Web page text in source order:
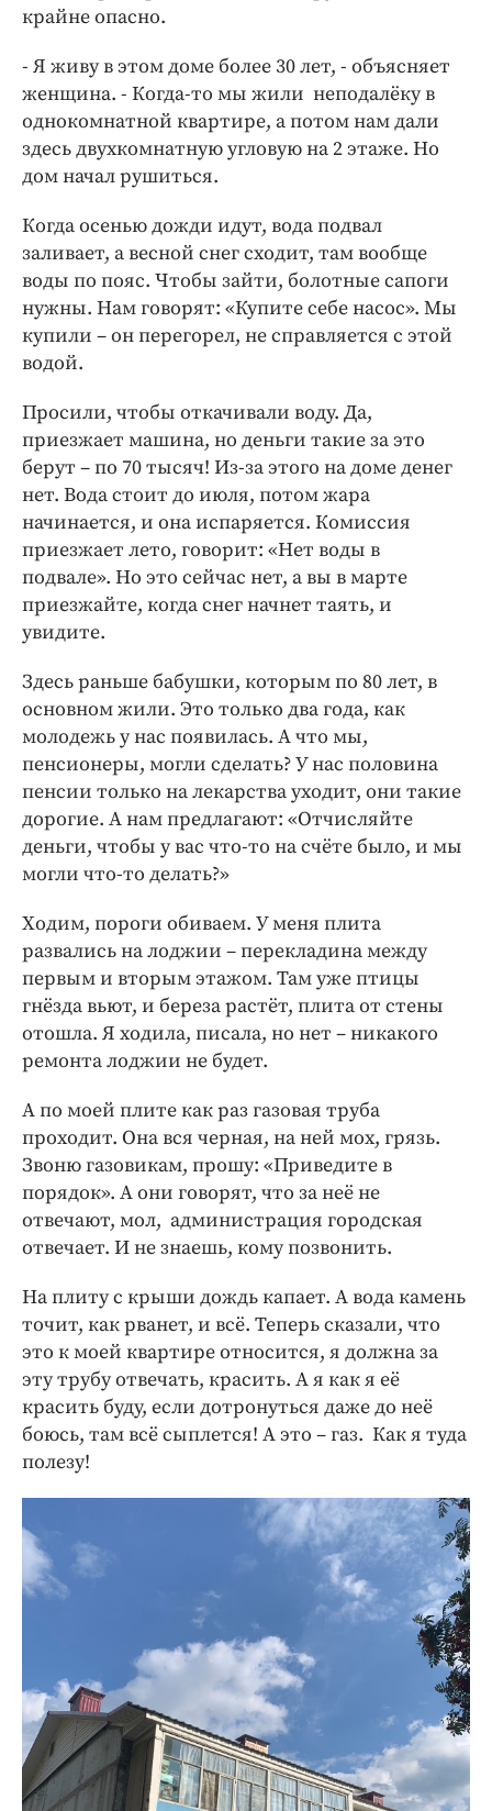
крайне опасно.
- Я живу в этом доме более 30 лет, - объясняет
женщина. - Когда-то мы жили неподалёку в
однокомнатной квартире, а потом нам дали
здесь двухкомнатную угловую на 2 этаже. Но
дом начал рушиться.
Когда осенью дожди идут, вода подвал
заливает, а весной снег сходит, там вообще
воды по пояс. Чтобы зайти, болотные сапоги
нужны. Нам говорят: «Купите себе насос». Мы
купили – он перегорел, не справляется с этой
водой.
Просили, чтобы откачивали воду. Да,
приезжает машина, но деньги такие за это
берут – по 70 тысяч! Из-за этого на доме денег
нет. Вода стоит до июля, потом жара
начинается, и она испаряется. Комиссия
приезжает лето, говорит: «Нет воды в
подвале». Но это сейчас нет, а вы в марте
приезжайте, когда снег начнет таять, и
увидите.
Здесь раньше бабушки, которым по 80 лет, в
основном жили. Это только два года, как
молодежь у нас появилась. А что мы,
пенсионеры, могли сделать? У нас половина
пенсии только на лекарства уходит, они такие
дорогие. А нам предлагают: «Отчисляйте
деньги, чтобы у вас что-то на счёте было, и мы
могли что-то делать?»
Ходим, пороги обиваем. У меня плита
развались на лоджии – перекладина между
первым и вторым этажом. Там уже птицы
гнёзда вьют, и береза растёт, плита от стены
отошла. Я ходила, писала, но нет – никакого
ремонта лоджии не будет.
А по моей плите как раз газовая труба
проходит. Она вся черная, на ней мох, грязь.
Звоню газовикам, прошу: «Приведите в
порядок». А они говорят, что за неё не
отвечают, мол, администрация городская
отвечает. И не знаешь, кому позвонить.
На плиту с крыши дождь капает. А вода камень
точит, как рванет, и всё. Теперь сказали, что
это к моей квартире относится, я должна за
эту трубу отвечать, красить. А я как я её
красить буду, если дотронуться даже до неё
боюсь, там всё сыплется! А это – газ. Как я туда
полезу!